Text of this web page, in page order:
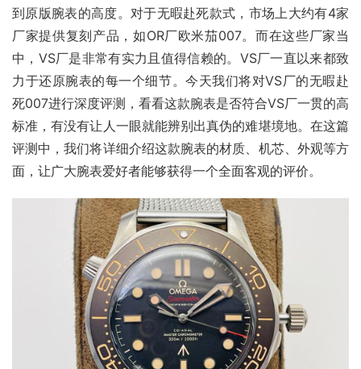
到原版腕表的高度。对于无暇赴死款式，市场上大约有4家
厂家提供复刻产品，如OR厂欧米茄007。而在这些厂家当
中，VS厂是非常有实力且值得信赖的。VS厂一直以来都致
力于还原腕表的每一个细节。今天我们将对VS厂的无暇赴
死007进行深度评测，看看这款腕表是否符合VS厂一贯的高
标准，有没有让人一眼就能辨别出真伪的难堪境地。在这篇
评测中，我们将详细介绍这款腕表的材质、机芯、外观等方
面，让广大腕表爱好者能够获得一个全面客观的评价。